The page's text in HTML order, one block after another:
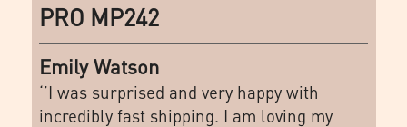
PRO MP242
Emily Watson
‘’I was surprised and very happy with
incredibly fast shipping. I am loving my